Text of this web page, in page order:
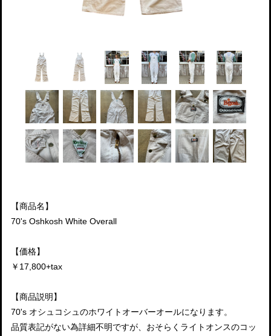
【商品名】
70's Oshkosh White Overall
【価格】
￥17,800+tax
【商品説明】
70's オシュコシュのホワイトオーバーオールになります。
品質表記がない為詳細不明ですが、おそらくライトオンスのコッ